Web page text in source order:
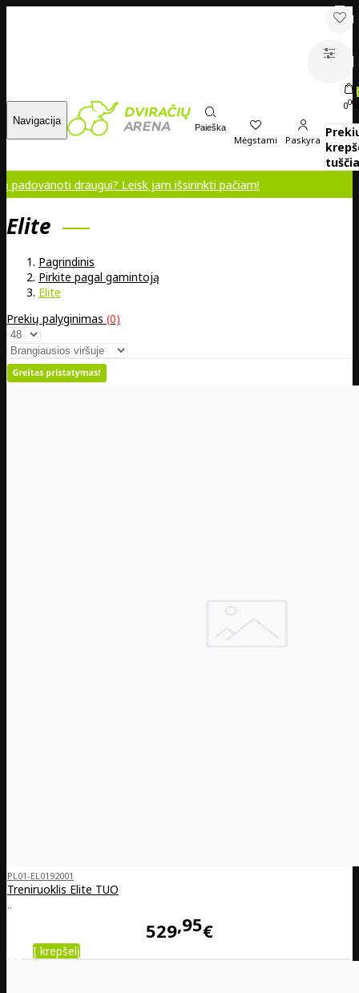
Navigacija
Paieška
Mėgstami Paskyra
000
draugui? Leisk jam išsirinkti pačiam!
Elite
Pagrindinis
Pirkite pagal gamintoją
Elite
Prekių palyginimas (0)
PL01-EL0192001
Treniruoklis Elite TUO
..
529 95€
Į krepšelį